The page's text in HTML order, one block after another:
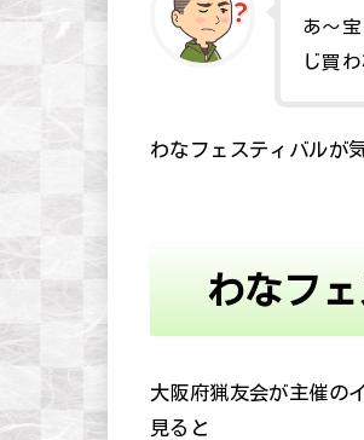
あ～
じ買
わなフェスティバルが
わなフ
大阪府猟友会が主催の
見ると